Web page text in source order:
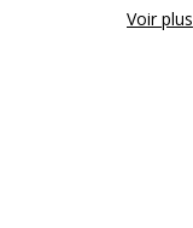
Voir plus